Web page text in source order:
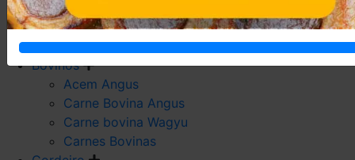
Carne De Frango
Carne De Galeto
Codorna
Bovinos
Acem Angus
Carne Bovina Angus
Carne bovina Wagyu
Carnes Bovinas